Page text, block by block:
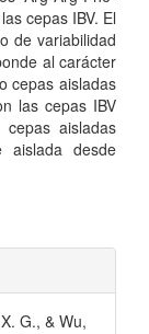
cepas IBV. El
de variabilidad
al carácter
cepas aisladas
las cepas IBV
aisladas
desde
G., & Wu,